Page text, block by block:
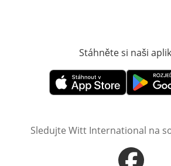
Stáhněte si naši
Otevře v novém okněOtevře v
Sledujte Witt International na